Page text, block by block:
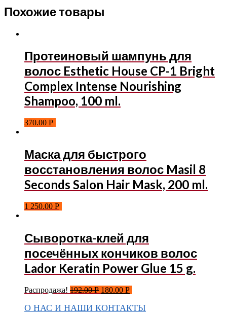
Похожие товары
Протеиновый шампунь для
волос Esthetic House CP-1 Bright
Complex Intense Nourishing
Shampoo, 100 ml.
370.00 Р
Маска для быстрого
восстановления волос Masil 8
Seconds Salon Hair Mask, 200 ml.
1 250.00 Р
Сыворотка-клей для
посечённых кончиков волос
Lador Keratin Power Glue 15 g.
Распродажа! 192.00Р 180.00 Р
О НАС И НАШИ КОНТАКТЫ